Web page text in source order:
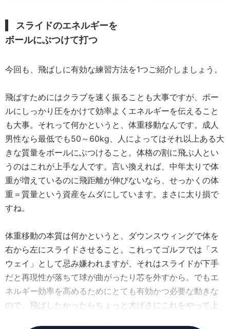
スライドのエネルギーを
ボールにぶつけて打つ
今回も、飛ばしに有効な練習方法を1つご紹介しましょう。
飛ばすためにはクラブを速く振ることも大事ですが、ボー
ルにしっかり圧をかけて効率よくエネルギーを伝えること
も大事。それって何かというと、体重移動なんです。成人
男性なら最低でも50～60kg、人によってはそれ以上ある大
きな質量をボールにぶつけること。体格の割に飛ぶ人とい
うのはこれが上手な人です。言い換えれば、中年太りで体
重が増えているのに飛距離が伸びないなら、せっかくの体
重＝質量という資産をムダにしています。まさに太り損で
すね。
体重移動の本質は何かというと、ダウンスウィングで体を
右から左にスライドさせること。これってゴルフでは「ス
ウェイ」として忌み嫌われますが、それはスライドが下手
だと再現性が落ちて球が曲がったり芯を外すから。でもエ
ネルギー効率を高めるためにとても有効かつ必要な動きな
ので、飛ばしたかったらちょっと大げさにこれをやって上